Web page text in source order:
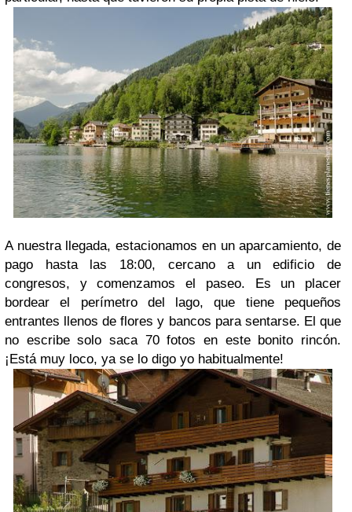
A nuestra llegada, estacionamos en un aparcamiento, de
pago hasta las 18:00, cercano a un edificio de
congresos, y comenzamos el paseo. Es un placer
bordear el perímetro del lago, que tiene pequeños
entrantes llenos de flores y bancos para sentarse. El que
no escribe solo saca 70 fotos en este bonito rincón.
¡Está muy loco, ya se lo digo yo habitualmente!